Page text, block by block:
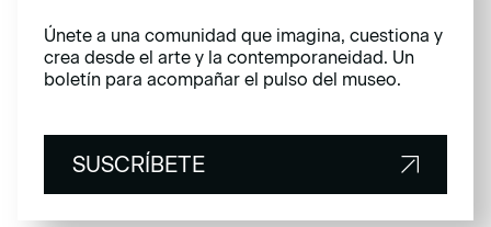
Únete a una comunidad que imagina, cuestiona y
crea desde el arte y la contemporaneidad. Un
boletín para acompañar el pulso del museo.
SUSCRÍBETE
SUSCRÍBETE